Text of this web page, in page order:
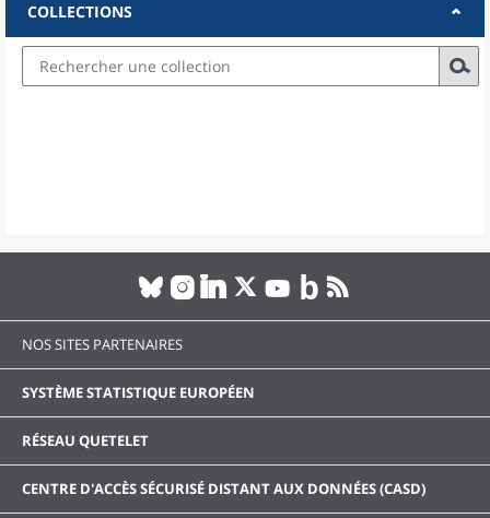
COLLECTIONS
NOS SITES PARTENAIRES
SYSTÈME STATISTIQUE EUROPÉEN
RÉSEAU QUETELET
CENTRE D'ACCÈS SÉCURISÉ DISTANT AUX DONNÉES (CASD)